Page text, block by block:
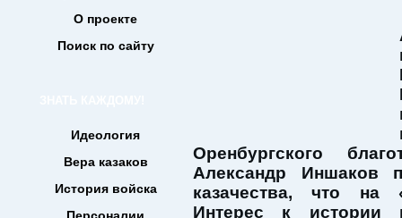
О проекте
Поиск по сайту
Идеология
Вера казаков
История войска
Оренбургского
Александр Иншаков
казачества, что на
Интерес к истории